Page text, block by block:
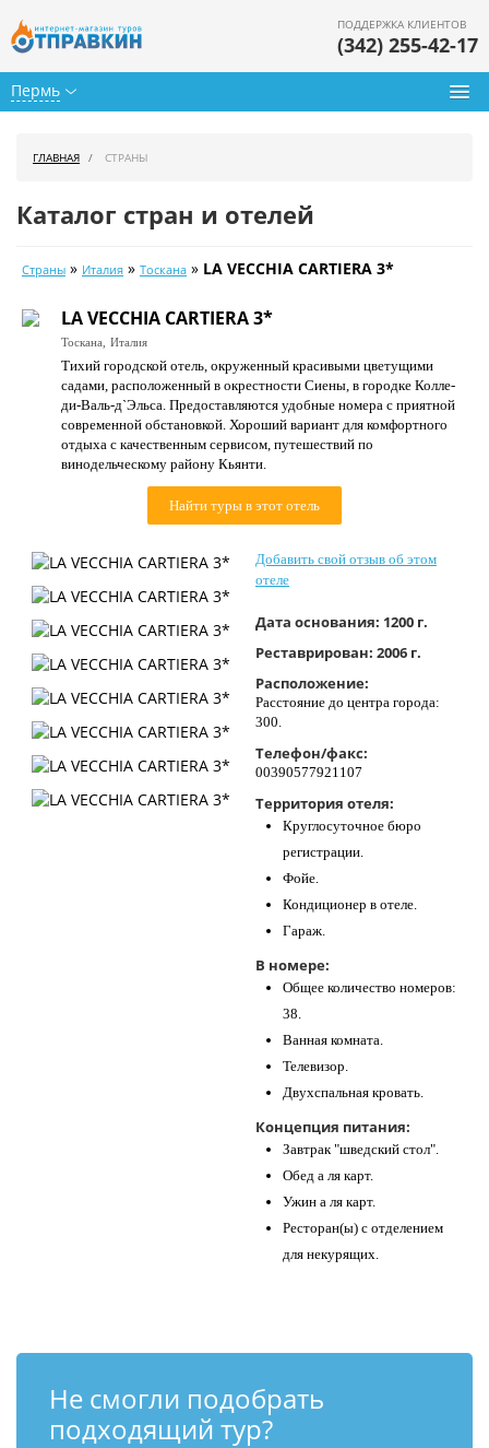
Пермь
ПОДДЕРЖКА КЛИЕНТОВ
(342) 255-42-17
Календарь туров
Цены дня
Страны
Как купить
О нас
ГЛАВНАЯ СТРАНЫ
Каталог стран и отелей
Страны » Италия » Тоскана » LA VECCHIA CARTIERA 3*
LA VECCHIA CARTIERA 3*
Тоскана, Италия
Тихий городской отель, окруженный красивыми цветущими
садами, расположенный в окрестности Сиены, в городке Колле-
ди-Валь-д`Эльса. Предоставляются удобные номера с приятной
современной обстановкой. Хороший вариант для комфортного
отдыха с качественным сервисом, путешествий по
винодельческому району Кьянти.
Найти туры в этот отель
Добавить свой отзыв об этом
отеле
Дата основания: 1200 г.
Реставрирован: 2006 г.
Расположение:
Расстояние до центра города:
300.
Телефон/факс:
00390577921107
Территория отеля:
Круглосуточное бюро
регистрации.
Фойе.
Кондиционер в отеле.
Гараж.
В номере:
Общее количество номеров:
38.
Ванная комната.
Телевизор.
Двухспальная кровать.
Концепция питания:
Завтрак "шведский стол".
Обед а ля карт.
Ужин а ля карт.
Ресторан(ы) с отделением
для некурящих.
Не смогли подобрать
подходящий тур?